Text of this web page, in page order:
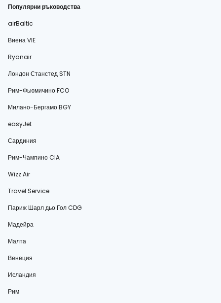
Популярни ръководства
airBaltic
Виена VIE
Ryanair
Лондон Станстед STN
Рим-Фьюмичино FCO
Милано-Бергамо BGY
easyJet
Сардиния
Рим-Чампино CIA
Wizz Air
Travel Service
Париж Шарл дьо Гол CDG
Мадейра
Малта
Венеция
Исландия
Рим